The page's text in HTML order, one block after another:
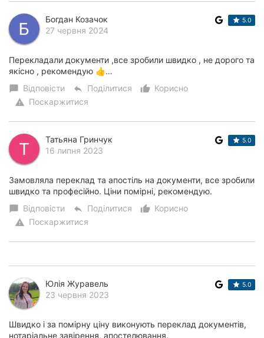
Богдан Козачок
27 червня 2024
5.0
Перекладали документи ,все зробили швидко , не дорого та
якісно , рекомендую 👍…
chat_bubble Відповісти reply Поділитися thumb_up_alt
Корисно
warning Поскаржитися
Татьяна Гринчук
16 липня 2023
5.0
Замовляла переклад та апостіль на документи, все зробили
швидко та професійно. Ціни помірні, рекомендую.
chat_bubble Відповісти reply Поділитися thumb_up_alt
Корисно
warning Поскаржитися
Юлія Журавель
23 червня 2023
5.0
Швидко і за помірну ціну виконують переклад документів,
нотаріальне завірення, апостелювання.